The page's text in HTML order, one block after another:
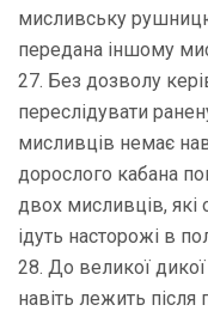
мисливську
передана іншому
27. Без дозволу
переслідувати
мисливців немає
дорослого кабана
двох мисливців, які
ідуть насторожі в
28. До великої
навіть лежить після